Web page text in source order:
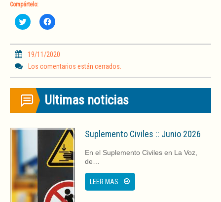
Compártelo:
H
a
l
i
c
p
a
r
c
o
m
t
n
T
w
i
t
t
e
H
a
l
i
c
p
a
r
c
o
m
t
e
n
F
a
b
o
19/11/2020
Los comentarios están cerrados.
Ultimas noticias
Suplemento Civiles :: Junio 2026
En el Suplemento Civiles en La Voz,
de…
LEER MAS